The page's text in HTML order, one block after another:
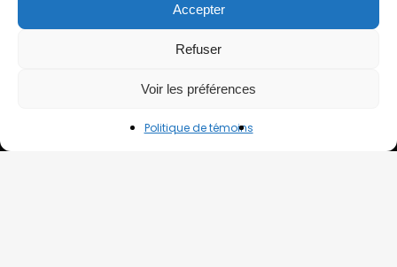
Accepter
Refuser
Voir les préférences
Politique de témoins
LITERIE POUR ÉTABLISSEMENTS TOURISTIQUES (usine soeur)